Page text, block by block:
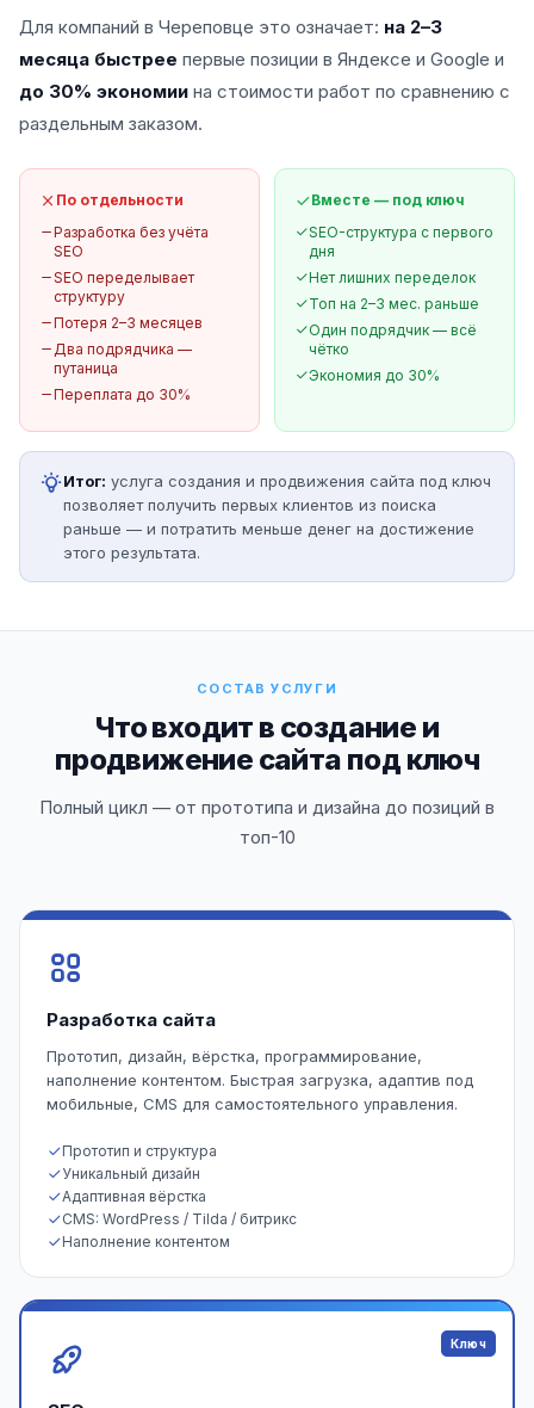
Для компаний в Череповце это означает: на 2–3
месяца быстрее первые позиции в Яндексе и Google и
до 30% экономии на стоимости работ по сравнению с
раздельным заказом.
По отдельности
Разработка без учёта
SEO
SEO переделывает
структуру
Потеря 2–3 месяцев
Два подрядчика —
путаница
Переплата до 30%
Вместе — под ключ
SEO-структура с первого
дня
Нет лишних переделок
Топ на 2–3 мес. раньше
Один подрядчик — всё
чётко
Экономия до 30%
Итог: услуга создания и продвижения сайта под ключ
позволяет получить первых клиентов из поиска
раньше — и потратить меньше денег на достижение
этого результата.
СОСТАВ УСЛУГИ
Что входит в создание и
продвижение сайта под ключ
Полный цикл — от прототипа и дизайна до позиций в
топ-10
Разработка сайта
Прототип, дизайн, вёрстка, программирование,
наполнение контентом. Быстрая загрузка, адаптив под
мобильные, CMS для самостоятельного управления.
Прототип и структура
Уникальный дизайн
Адаптивная вёрстка
CMS: WordPress / Tilda / битрикс
Наполнение контентом
Ключ